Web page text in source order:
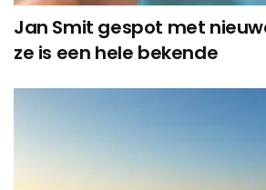
Jan Smit gespot met
ze is een hele bekende